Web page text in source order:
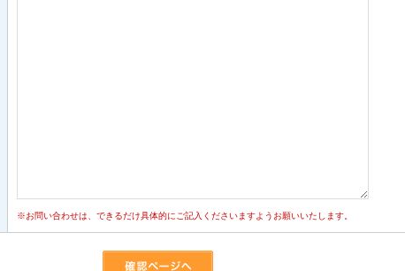
※お問い合わせは、できるだけ具体的にご記入くださいますようお願いいたします。